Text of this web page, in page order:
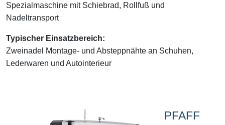
Spezialmaschine mit Schiebrad, Rollfuß und
Nadeltransport
Typischer Einsatzbereich:
Zweinadel Montage- und Absteppnähte an Schuhen,
Lederwaren und Autointerieur
PFAFF